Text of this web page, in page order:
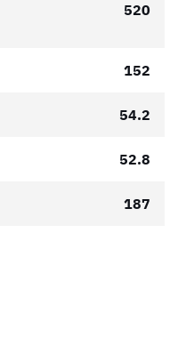
520
152
54.2
52.8
187